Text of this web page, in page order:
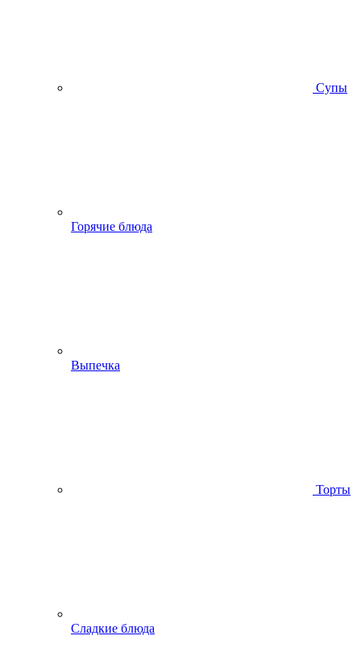
Супы
Горячие блюда
Выпечка
Торты
Сладкие блюда